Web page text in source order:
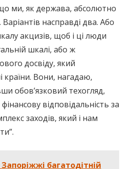
ми, як держава, абсолютно
насправді два. Або
акцизів, щоб і ці люди
шкалі, або ж
досвіду, який
країни. Вони, нагадаю,
обов’язковий техогляд,
відповідальність за
заходів, який і нам
багатодітній